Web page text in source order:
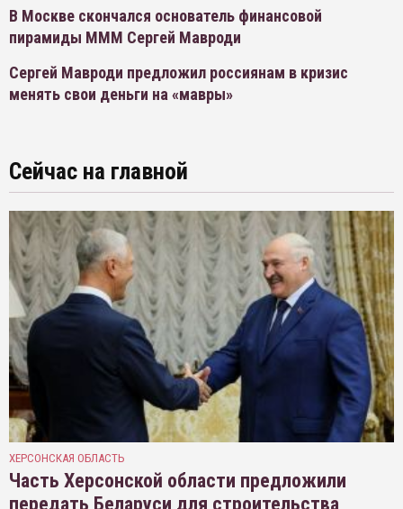
В Москве скончался основатель финансовой
пирамиды МММ Сергей Мавроди
Сергей Мавроди предложил россиянам в кризис
менять свои деньги на «мавры»
Сейчас на главной
ХЕРСОНСКАЯ ОБЛАСТЬ
Часть Херсонской области предложили
передать Беларуси для строительства